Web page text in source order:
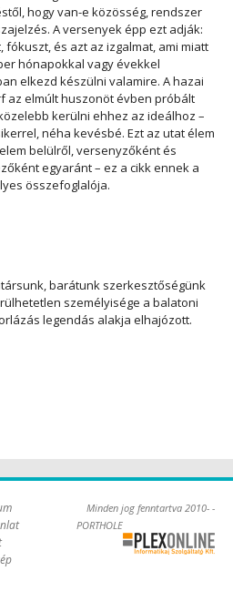
hogy van-e közösség, rendszer
A versenyek épp ezt adják:
fókuszt, és azt az izgalmat, ami miatt
hónapokkal vagy évekkel
elkezd készülni valamire. A hazai
az elmúlt huszonöt évben próbált
kerülni ehhez az ideálhoz –
néha kevésbé. Ezt az utat élem
belülről, versenyzőként és
egyaránt – ez a cikk ennek a
összefoglalója.
barátunk szerkesztőségünk
személyisége a balatoni
legendás alakja elhajózott.
Minden jog fenntartva 2010- -
PORTHOLE
Online Kft. -